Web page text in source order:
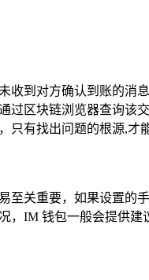
收到对方确认到账的消
过区块链浏览器查询该
只有找出问题的根源,才
至关重要，如果设置的
，IM 钱包一般会提供